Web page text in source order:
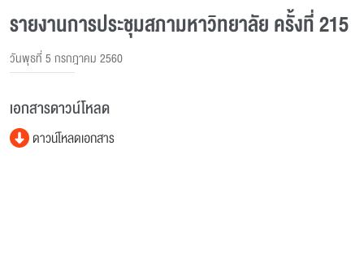
รายงานการประชุมสภามหาวิทยาลัย ครั้งที่ 215
วันพุธที่ 5 กรกฎาคม 2560
เอกสารดาวน์โหลด
ดาวน์โหลดเอกสาร